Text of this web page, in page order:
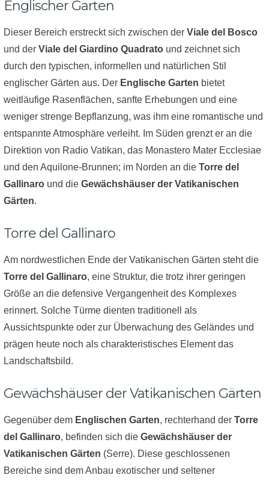
Englischer Garten
Dieser Bereich erstreckt sich zwischen der Viale del Bosco
und der Viale del Giardino Quadrato und zeichnet sich
durch den typischen, informellen und natürlichen Stil
englischer Gärten aus. Der Englische Garten bietet
weitläufige Rasenflächen, sanfte Erhebungen und eine
weniger strenge Bepflanzung, was ihm eine romantische und
entspannte Atmosphäre verleiht. Im Süden grenzt er an die
Direktion von Radio Vatikan, das Monastero Mater Ecclesiae
und den Aquilone-Brunnen; im Norden an die Torre del
Gallinaro und die Gewächshäuser der Vatikanischen
Gärten.
Torre del Gallinaro
Am nordwestlichen Ende der Vatikanischen Gärten steht die
Torre del Gallinaro, eine Struktur, die trotz ihrer geringen
Größe an die defensive Vergangenheit des Komplexes
erinnert. Solche Türme dienten traditionell als
Aussichtspunkte oder zur Überwachung des Geländes und
prägen heute noch als charakteristisches Element das
Landschaftsbild.
Gewächshäuser der Vatikanischen Gärten
Gegenüber dem Englischen Garten, rechterhand der Torre
del Gallinaro, befinden sich die Gewächshäuser der
Vatikanischen Gärten (Serre). Diese geschlossenen
Bereiche sind dem Anbau exotischer und seltener